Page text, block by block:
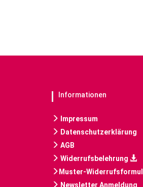
Informationen
Impressum
Datenschutzerklärung
AGB
Widerrufsbelehrung
Muster-
Newsletter Anmeldung